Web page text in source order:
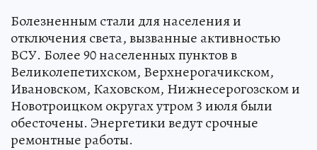
Болезненным стали для населения и
отключения света, вызванные активностью
ВСУ. Более 90 населенных пунктов в
Великолепетихском, Верхнерогачикском,
Ивановском, Каховском, Нижнесерогозском и
Новотроицком округах утром 3 июля были
обесточены. Энергетики ведут срочные
ремонтные работы.